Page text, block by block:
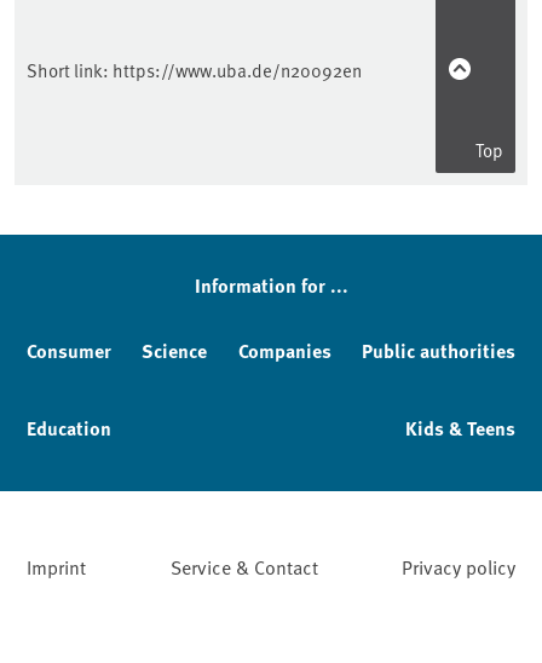
Short link: https://www.uba.de/n20092en
Top
Information for ...
Consumer Science Companies Public authorities
Education Kids & Teens
Imprint Service & Contact Privacy policy